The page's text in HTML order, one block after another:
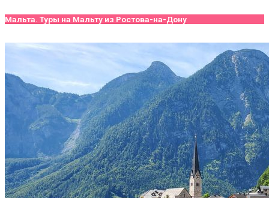
Мальта. Туры на Мальту из Ростова-на-Дону